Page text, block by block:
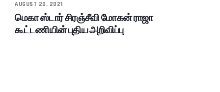
AUGUST 20, 2021
மெகா ஸ்டார் சிரஞ்சீவி மோகன் ராஜா
கூட்டணியின் புதிய அறிவிப்பு